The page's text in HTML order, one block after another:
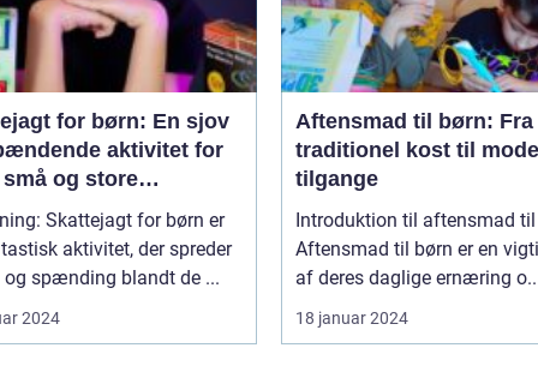
for børn: En sjov
aktivitet for
og store
Skattejagt for børn er
aktivitet, der spreder
spænding blandt de ...
2024
Aftensmad til børn: Fra
traditionel kost til
tilgange
Introduktion til aftensmad
Aftensmad til børn er en
af deres daglige ernæring
18 januar 2024